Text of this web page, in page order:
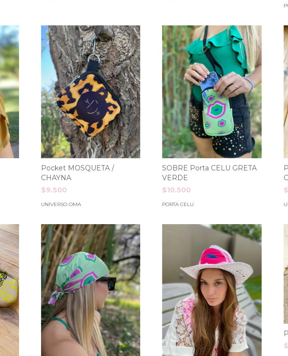
Pocket MOSQUETA /
CHAYNA
$9.500
UNIVERSO OMA
SOBRE Porta CELU GRETA
VERDE
$10.500
PORTA CELU